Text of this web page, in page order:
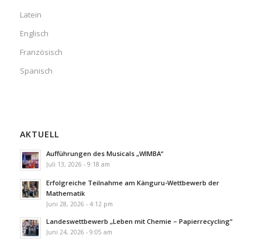
Latein
Englisch
Französisch
Spanisch
AKTUELL
Aufführungen des Musicals „WIMBA“
Juli 13, 2026 - 9:18 am
Erfolgreiche Teilnahme am Känguru-Wettbewerb der
Mathematik
Juni 28, 2026 - 4:12 pm
Landeswettbewerb „Leben mit Chemie – Papierrecycling“
Juni 24, 2026 - 9:05 am